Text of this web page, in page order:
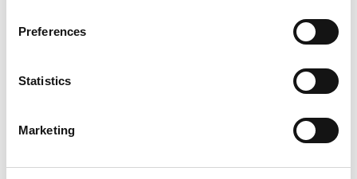
Preferences
Statistics
Marketing
jsou sportovně založený, tak je to velké plus, protože
díky pohybu a práci na sobě se snaží zdokonalovat a já
Jaký je můj „signature“ style, když jde
o práci.
Určitě je to přátelský a osobní přístup. Dost si potrpím
na důkladné analýze a vytvoření finančního plánu na